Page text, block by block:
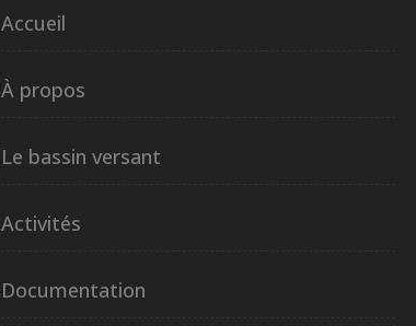
Accueil
À propos
Le bassin versant
Activités
Documentation